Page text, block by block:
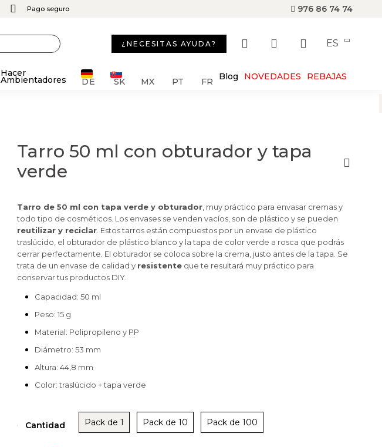
Pago seguro 976 86 74 74
¿NECESITAS AYUDA? ES
Hacer
Ambientadores DE SK MX PT FR Blog NOVEDADES REBAJAS
Tarro 50 ml con obturador y tapa
verde
Tarro de 50 ml con tapa verde y obturador , muy práctico para envasar cremas y
todo tipo de cosméticos. Los envases se venden vacíos, son de plástico y se pueden
reutilizar y reciclar . Estos tarros están compuestos por un envase de plástico
traslúcido, el obturador de plástico blanco y la tapa de color verde a rosca que podrás
cerrar perfectamente. El obturador se coloca sobre la crema, justo antes de la tapa. Se
trata de un envase de calidad y resistente que te resultará muy práctico para
conservar tus productos DIY.
Capacidad: 50 ml
Peso: 15 g
Material: Polipropileno y PP
Diámetro: 53 mm
Altura: 44,8 mm
Color: traslúcido + tapa verde
Cantidad Pack de 1 Pack de 10 Pack de 100